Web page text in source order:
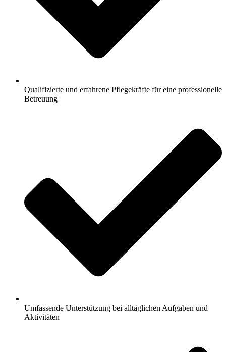
Qualifizierte und erfahrene Pflegekräfte für eine professionelle
Betreuung
Umfassende Unterstützung bei alltäglichen Aufgaben und
Aktivitäten